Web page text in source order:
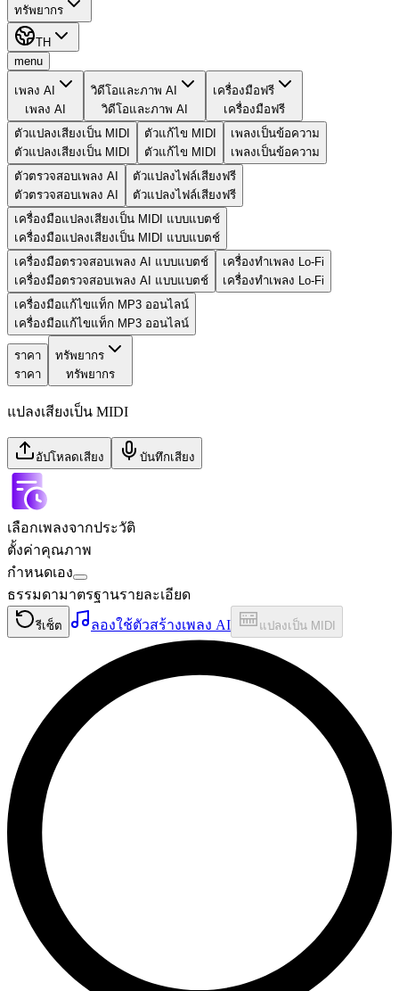
ทรัพยากร
TH
menu
เพลง AI
เพลง AI
วิดีโอและภาพ AI
วิดีโอและภาพ AI
เครื่องมือฟรี
เครื่องมือฟรี
ตัวแปลงเสียงเป็น MIDI
ตัวแปลงเสียงเป็น MIDI
ตัวแก้ไข MIDI
ตัวแก้ไข MIDI
เพลงเป็นข้อความ
เพลงเป็นข้อความ
ตัวตรวจสอบเพลง AI
ตัวตรวจสอบเพลง AI
ตัวแปลงไฟล์เสียงฟรี
ตัวแปลงไฟล์เสียงฟรี
เครื่องมือแปลงเสียงเป็น MIDI แบบแบตช์
เครื่องมือแปลงเสียงเป็น MIDI แบบแบตช์
เครื่องมือตรวจสอบเพลง AI แบบแบตช์
เครื่องมือตรวจสอบเพลง AI แบบแบตช์
เครื่องทําเพลง Lo-Fi
เครื่องทําเพลง Lo-Fi
เครื่องมือแก้ไขแท็ก MP3 ออนไลน์
เครื่องมือแก้ไขแท็ก MP3 ออนไลน์
ราคา
ราคา
ทรัพยากร
ทรัพยากร
แปลงเสียงเป็น MIDI
อัปโหลดเสียง บันทึกเสียง
เลือกเพลงจากประวัติ
ตั้งค่าคุณภาพ
กำหนดเอง
ธรรมดามาตรฐานรายละเอียด
รีเซ็ต ลองใช้ตัวสร้างเพลง AI แปลงเป็น MIDI